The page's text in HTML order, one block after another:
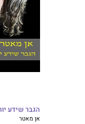
הגבר שידע
אן מאטר